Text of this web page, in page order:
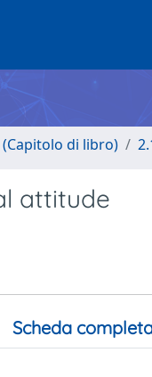
di libro)
attitude
Scheda